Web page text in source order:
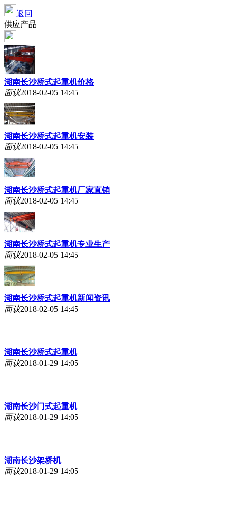
返回
供应产品
湖南长沙桥式起重机价格
面议2018-02-05 14:45
湖南长沙桥式起重机安装
面议2018-02-05 14:45
湖南长沙桥式起重机厂家直销
面议2018-02-05 14:45
湖南长沙桥式起重机专业生产
面议2018-02-05 14:45
湖南长沙桥式起重机新闻资讯
面议2018-02-05 14:45
湖南长沙桥式起重机
面议2018-01-29 14:05
湖南长沙门式起重机
面议2018-01-29 14:05
湖南长沙架桥机
面议2018-01-29 14:05